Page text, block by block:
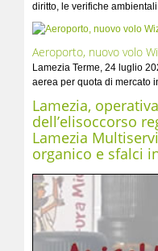
diritto, le verifiche
Aeroporto, nuovo volo
Lamezia Terme, 24 luglio
aerea per quota di mercato
Lamezia,
dell’elisoccorso
Lamezia
organico e sfalci